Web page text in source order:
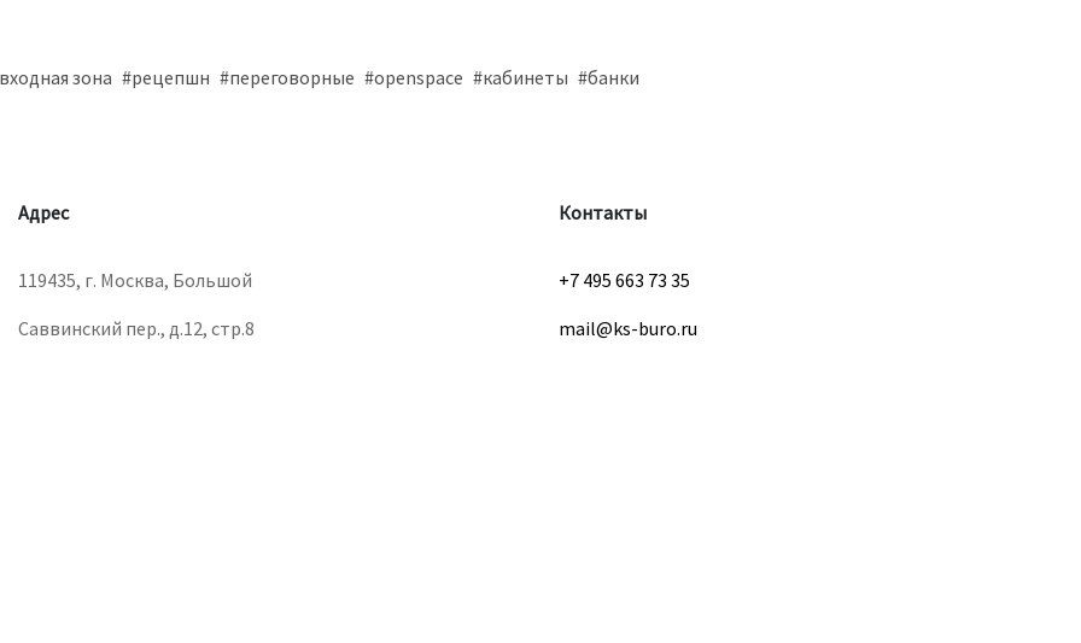
зона #рецепшн #переговорные #openspace #кабинеты #банки
Адрес
119435, г. Москва, Большой
Саввинский пер., д.12, стр.8
Контакты
+7 495 663 73 35
mail@ks-buro.ru